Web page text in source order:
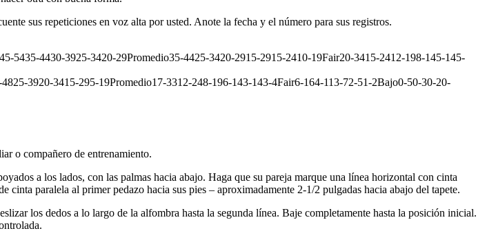
sus repeticiones en voz alta por usted. Anote la fecha y el número para sus registros.
5435-4430-3925-3420-29Promedio35-4425-3420-2915-2915-2410-19Fair20-3415-2412-198-145-145-
3920-3415-295-19Promedio17-3312-248-196-143-143-4Fair6-164-113-72-51-2Bajo0-50-30-20-
o compañero de entrenamiento.
a los lados, con las palmas hacia abajo. Haga que su pareja marque una línea horizontal con cinta
paralela al primer pedazo hacia sus pies – aproximadamente 2-1/2 pulgadas hacia abajo del tapete.
los dedos a lo largo de la alfombra hasta la segunda línea. Baje completamente hasta la posición inicial.